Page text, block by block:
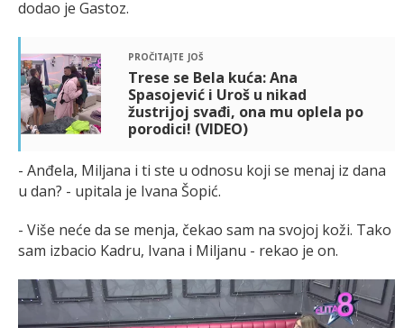
dodao je Gastoz.
pročitajte još
Trese se Bela kuća: Ana
Spasojević i Uroš u nikad
žustrijoj svađi, ona mu oplela po
porodici! (VIDEO)
- Anđela, Miljana i ti ste u odnosu koji se menaj iz dana
u dan? - upitala je Ivana Šopić.
- Više neće da se menja, čekao sam na svojoj koži. Tako
sam izbacio Kadru, Ivana i Miljanu - rekao je on.